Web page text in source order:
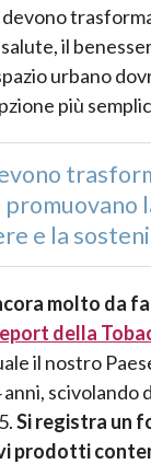
il
urbano
più
e la
molto da
della
il nostro
scivolando
Si registra un
prodotti